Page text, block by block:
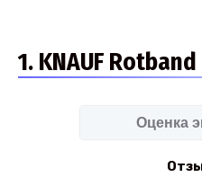
1. KNAUF Rotband
Оценка